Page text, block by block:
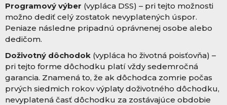
Programový výber (vypláca DSS) – pri tejto možnosti
možno dediť celý zostatok nevyplatených úspor.
Peniaze následne pripadnú oprávnenej osobe alebo
dedičom.
Doživotný dôchodok(vypláca ho životná poisťovňa) –
pri tejto forme dôchodku platí vždy sedemročná
garancia. Znamená to, že ak dôchodca zomrie počas
prvých siedmich rokov výplaty doživotného dôchodku,
nevyplatená časť dôchodku za zostávajúce obdobie